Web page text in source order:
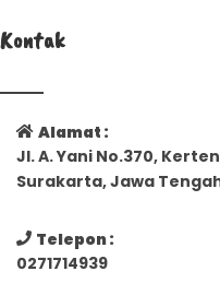
Kontak
Alamat :
Jl. A. Yani No.370,
Surakarta, Jawa
Telepon :
0271714939